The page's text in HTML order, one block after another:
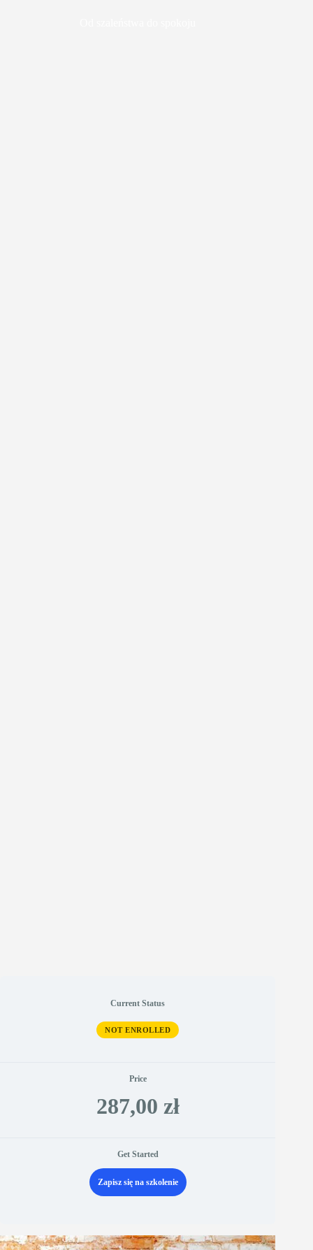
Current Status
NOT ENROLLED
Price
287,00 zł
Get Started
Zapisz się na szkolenie